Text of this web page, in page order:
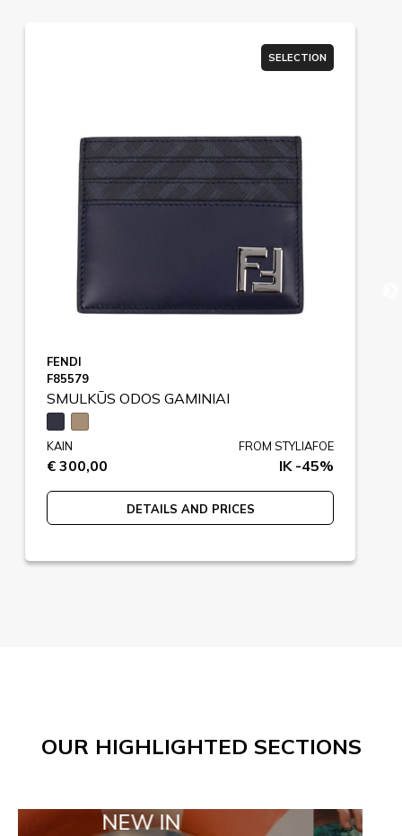
SELECTION
FENDI
F85579
SMULKŪS ODOS GAMINIAI
KAIN
€ 300,00
FROM STYLIAFOE
IK -45%
DETAILS AND PRICES
OUR HIGHLIGHTED SECTIONS
NEW IN TAILOR